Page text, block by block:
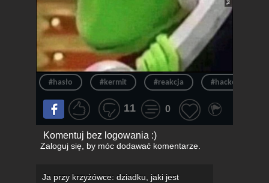
#hasło #kermit #reakcja #hacker
11 0
Komentuj bez logowania :)
Zaloguj się, by móc dodawać komentarze.
Ja przy krzyżówce: dziadku, jaki jest